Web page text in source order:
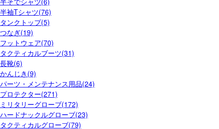
半袖Tシャツ(76)
タンクトップ(5)
つなぎ(19)
フットウェア(70)
タクティカルブーツ(31)
長靴(6)
かんじき(9)
パーツ・メンテナンス用品(24)
プロテクター(271)
ミリタリーグローブ(172)
ハードナックルグローブ(23)
タクティカルグローブ(79)